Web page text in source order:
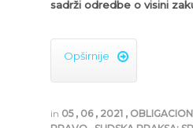
sadrži odredbe o visini
Opširnije 
in 05 , 06 , 2021 ,